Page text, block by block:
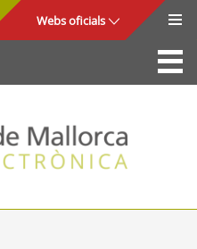
Webs oficials
La Seu
Consell de Mallorca
Accés i seguretat
Utilitats